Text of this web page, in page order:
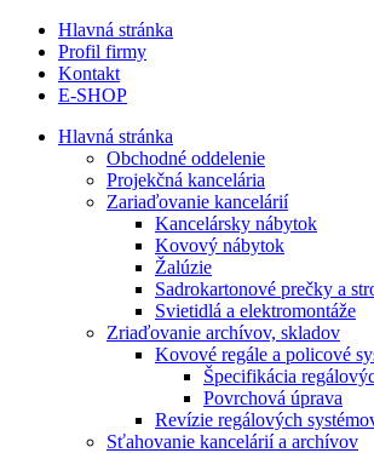
Hlavná stránka
Profil firmy
Kontakt
E-SHOP
Hlavná stránka
Obchodné oddelenie
Projekčná kancelária
Zariaďovanie kancelárií
Kancelársky nábytok
Kovový nábytok
Žalúzie
Sadrokartonové prečky a
Svietidlá a elektromontáže
Zriaďovanie archívov, skladov
Kovové regále a policové
Špecifikácia
Povrchová úprava
Revízie regálových
Sťahovanie kancelárií a archívov